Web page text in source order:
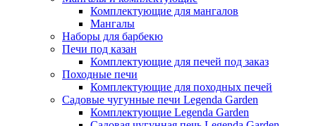
Комплектующие для мангалов
Мангалы
Наборы для барбекю
Печи под казан
Комплектующие для печей под заказ
Походные печи
Комплектующие для походных печей
Садовые чугунные печи Legenda Garden
Комплектующие Legenda Garden